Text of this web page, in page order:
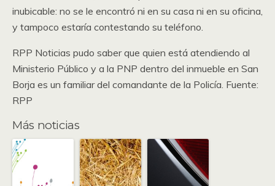
inubicable: no se le encontró ni en su casa ni en su oficina,
y tampoco estaría contestando su teléfono.
RPP Noticias pudo saber que quien está atendiendo al
Ministerio Público y a la PNP dentro del inmueble en San
Borja es un familiar del comandante de la Policía. Fuente:
RPP
Más noticias